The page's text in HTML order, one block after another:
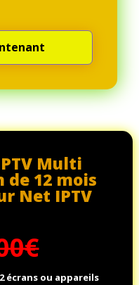
Multi
de 12 mois
Net IPTV
écrans ou appareils